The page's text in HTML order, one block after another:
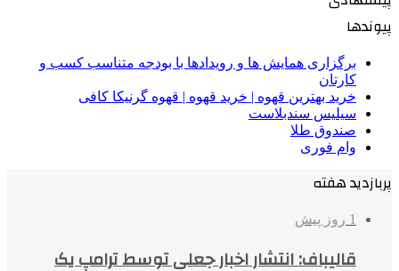
پیوندها
برگزاری همایش ها و رویدادها با بودجه متناسب کسب و
کارتان
خرید بهترین قهوه | خرید قهوه | قهوه گرنیکا کافی
سیلیس سندبلاست
صندوق طلا
وام فوری
پربازدید هفته
1 روز پیش
قالیباف: انتشار اخبار جعلی توسط ترامپ یک